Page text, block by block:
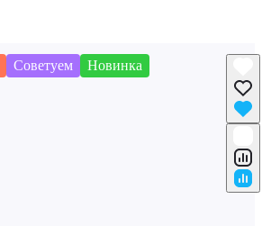
Советуем
Новинка